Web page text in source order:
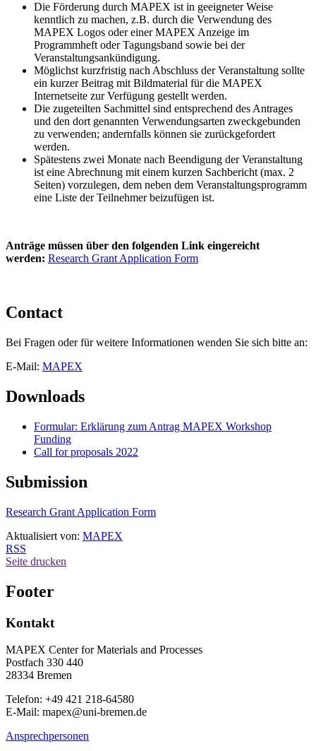
Die Förderung durch MAPEX ist in geeigneter Weise
kenntlich zu machen, z.B. durch die Verwendung des
MAPEX Logos oder einer MAPEX Anzeige im
Programmheft oder Tagungsband sowie bei der
Veranstaltungsankündigung.
Möglichst kurzfristig nach Abschluss der Veranstaltung sollte
ein kurzer Beitrag mit Bildmaterial für die MAPEX
Internetseite zur Verfügung gestellt werden.
Die zugeteilten Sachmittel sind entsprechend des Antrages
und den dort genannten Verwendungsarten zweckgebunden
zu verwenden; andernfalls können sie zurückgefordert
werden.
Spätestens zwei Monate nach Beendigung der Veranstaltung
ist eine Abrechnung mit einem kurzen Sachbericht (max. 2
Seiten) vorzulegen, dem neben dem Veranstaltungsprogramm
eine Liste der Teilnehmer beizufügen ist.
Anträge müssen über den folgenden Link eingereicht
werden: Research Grant Application Form
Contact
Bei Fragen oder für weitere Informationen wenden Sie sich bitte an:
E-Mail: MAPEX
Downloads
Formular: Erklärung zum Antrag MAPEX Workshop
Funding
Call for proposals 2022
Submission
Research Grant Application Form
Aktualisiert von: MAPEX
RSS
Seite drucken
Footer
Kontakt
MAPEX Center for Materials and Processes
Postfach 330 440
28334 Bremen
Telefon: +49 421 218-64580
E-Mail: mapex@uni-bremen.de
Ansprechpersonen